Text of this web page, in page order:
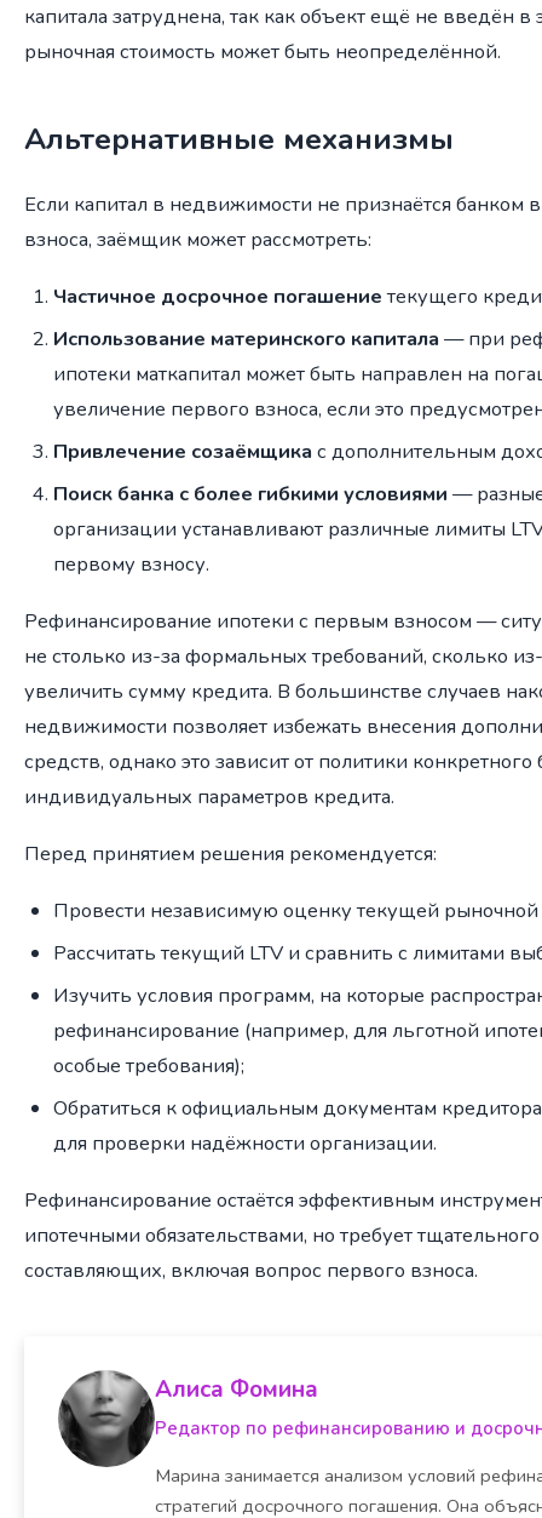
капитала затруднена, так как объект ещё не введён в
рыночная стоимость может быть неопределённой.
Альтернативные механизмы
Если капитал в недвижимости не признаётся банком
взноса, заёмщик может рассмотреть:
Частичное досрочное погашениетекущего
Использование материнского капитала — при
ипотеки маткапитал может быть направлен на
увеличение первого взноса, если это
Привлечение созаёмщика с дополнительным
Поиск банка с более гибкими условиями —
организации устанавливают различные лимиты
первому взносу.
Рефинансирование ипотеки с первым взносом —
не столько из-за формальных требований, сколько
увеличить сумму кредита. В большинстве случаев
недвижимости позволяет избежать внесения
средств, однако это зависит от политики
индивидуальных параметров кредита.
Перед принятием решения рекомендуется:
Провести независимую оценку текущей рыночной
Рассчитать текущий LTV и сравнить с лимитами
Изучить условия программ, на которые
рефинансирование (например, для льготной
особые требования);
Обратиться к официальным документам
для проверки надёжности организации.
Рефинансирование остаётся эффективным
ипотечными обязательствами, но требует
составляющих, включая вопрос первого взноса.
Алиса Фомина
Редактор по рефинансированию и
Марина занимается анализом условий
стратегий досрочного погашения. Она